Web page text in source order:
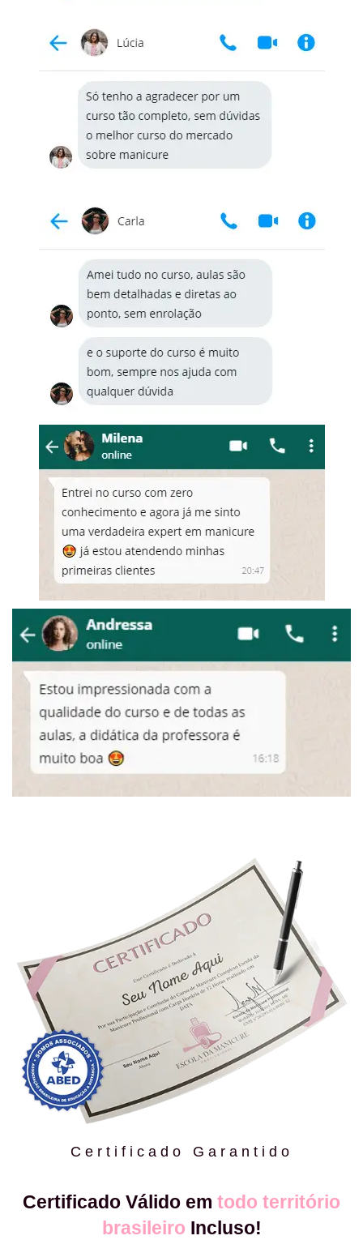
Certificado Garantido
Certificado Válido em todo território
brasileiro Incluso!